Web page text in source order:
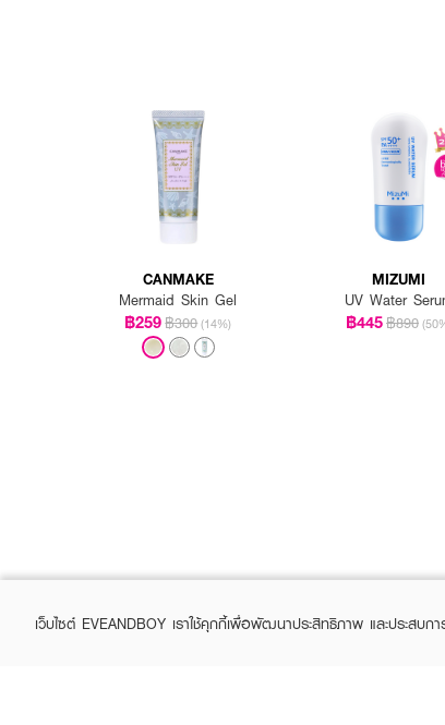
CANMAKE
Mermaid Skin Gel
฿259฿300 (14%)
MIZUMI
UV Water
฿445฿890
เว็บไซต์ EVEANDBOY เราใช้คุกกี้เพื่อพัฒนาประสิทธิภาพ และประสบ